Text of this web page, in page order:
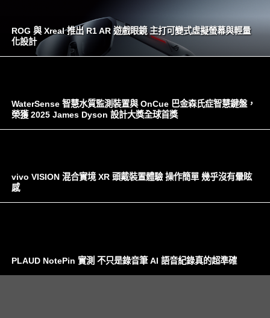
ROG 與 Xreal 推出 R1 AR 遊戲眼鏡 主打可變式虛擬螢幕與輕量
化設計
WaterSense 智慧水質監測裝置與 OnCue 巴金森氏症智慧鍵盤，
榮獲 2025 James Dyson 設計大獎全球首獎
vivo VISION 混合實境 XR 頭戴裝置體驗 操作簡單 幾乎沒有暈眩
感
PLAUD NotePin 實測 不只是錄音筆 AI 語音紀錄真的超準確